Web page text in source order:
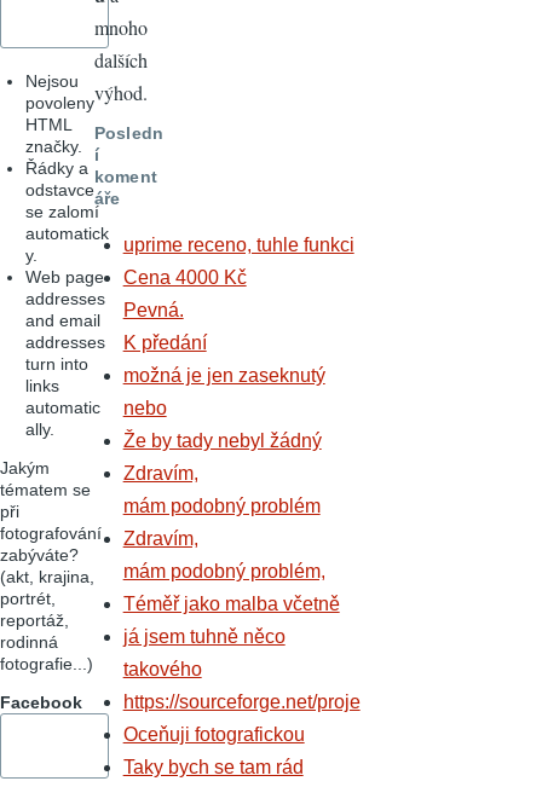
Nejsou
povoleny
HTML
značky.
Řádky a
odstavce
se zalomí
automatick
y.
Web page
addresses
and email
addresses
turn into
links
automatic
ally.
Jakým
tématem se
při
fotografování
zabýváte?
(akt, krajina,
portrét,
reportáž,
rodinná
fotografie...)
Facebook
mnoho
dalších
výhod.
Posledn
í
koment
áře
uprime receno, tuhle funkci
Cena 4000 Kč
Pevná.
K předání
možná je jen zaseknutý
nebo
Že by tady nebyl žádný
Zdravím,
mám podobný problém
Zdravím,
mám podobný problém,
Téměř jako malba včetně
já jsem tuhně něco
takového
https://sourceforge.net/proje
Oceňuji fotografickou
Taky bych se tam rád